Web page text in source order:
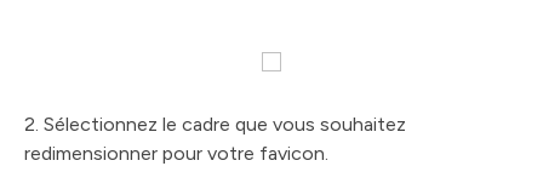
2. Sélectionnez le cadre que vous souhaitez
redimensionner pour votre favicon.